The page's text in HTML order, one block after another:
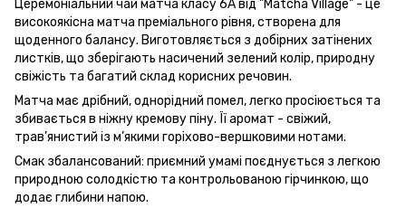
Церемоніальний чай матча класу 6A від "Matcha Village" - це
високоякісна матча преміального рівня, створена для
щоденного балансу. Виготовляється з добірних затінених
листків, що зберігають насичений зелений колір, природну
свіжість та багатий склад корисних речовин.
Матча має дрібний, однорідний помел, легко просіюється та
збивається в ніжну кремову піну. Її аромат - свіжий,
трав’янистий із м’якими горіхово-вершковими нотами.
Смак збалансований: приємний умамі поєднується з легкою
природною солодкістю та контрольованою гірчинкою, що
додає глибини напою.